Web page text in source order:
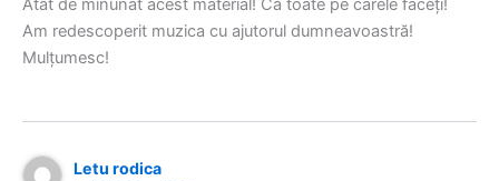
Atât de minunat acest material! Ca toate pe carele faceți!
Am redescoperit muzica cu ajutorul dumneavoastră!
Mulțumesc!
Letu rodica